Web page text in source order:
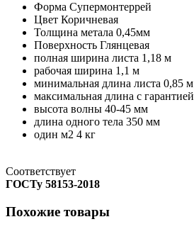
Форма Супермонтеррей
Цвет Коричневая
Толщина метала 0,45мм
Поверхность Глянцевая
полная ширина листа 1,18 м
рабочая ширина 1,1 м
минимальная длина листа 0,85 м
максимальная длина с гарантией
высота волны 40-45 мм
длина одного тела 350 мм
один м2 4 кг
Соответствует
ГОСТу 58153-2018
Похожие товары